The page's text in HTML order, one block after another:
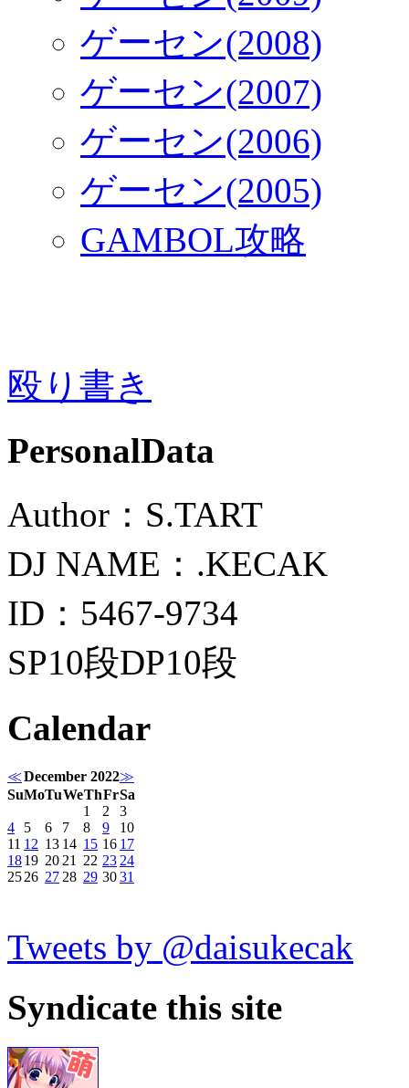
ゲーセン(2008)
ゲーセン(2007)
ゲーセン(2006)
ゲーセン(2005)
GAMBOL攻略
殴り書き
PersonalData
Author：S.TART
DJ NAME：.KECAK
ID：5467-9734
SP10段DP10段
Calendar
≪December 2022≫
SuMoTuWeThFrSa
1
2
3
4
5 6 7 8 9
10
11 12 13 14 15 16 17
1819 20 21 22 23 24
2526 27 28 29 3031
Tweets by @daisukecak
Syndicate this site